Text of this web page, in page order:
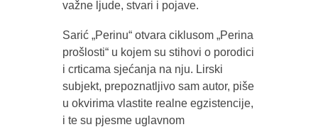
važne ljude, stvari i pojave.
Sarić „Perinu“ otvara ciklusom „Perina
prošlosti“ u kojem su stihovi o porodici
i crticama sjećanja na nju. Lirski
subjekt, prepoznatljivo sam autor, piše
u okvirima vlastite realne egzistencije,
i te su pjesme uglavnom